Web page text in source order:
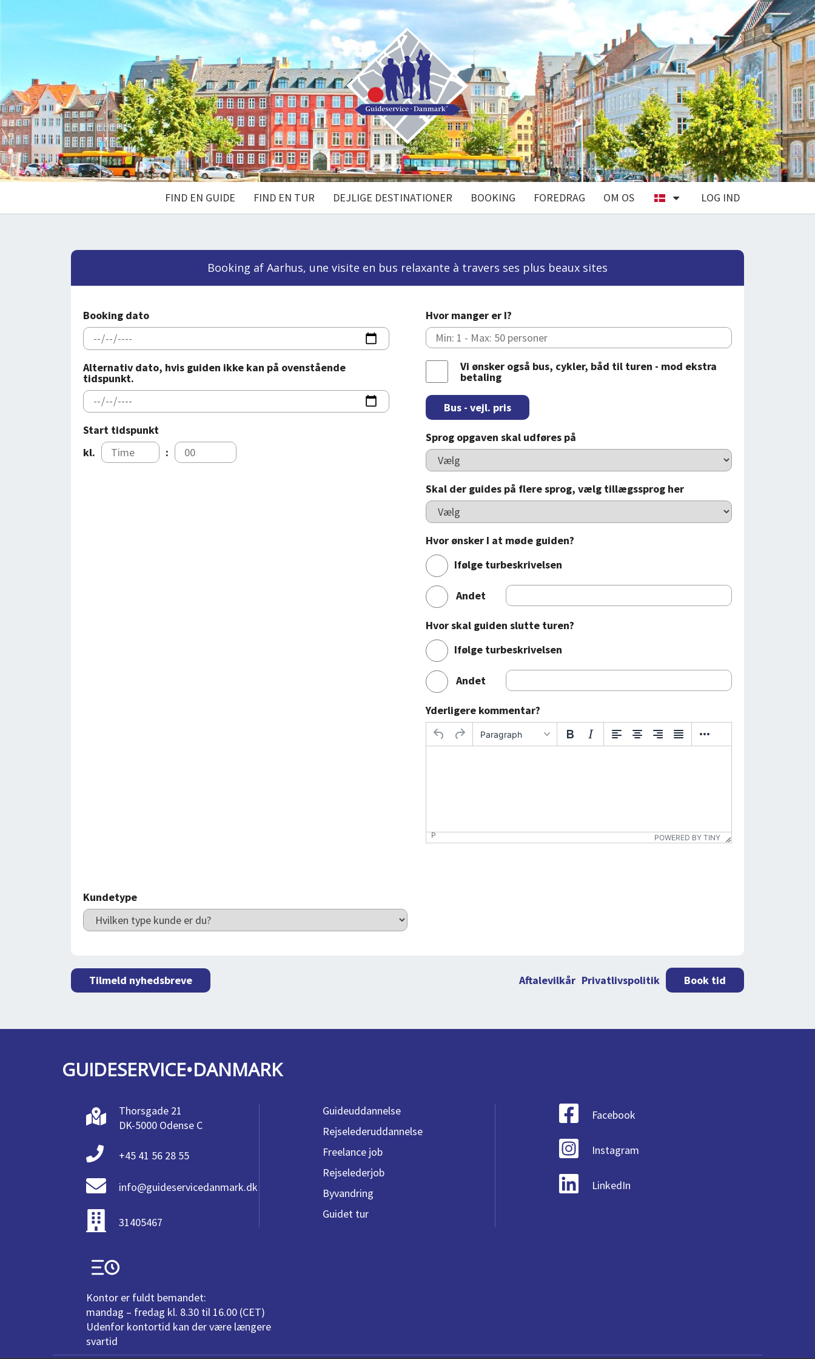
FIND EN GUIDE FIND EN TUR DEJLIGE DESTINATIONER BOOKING FOREDRAG OM OS LOG IND
Booking af Aarhus, une visite en bus relaxante à travers ses plus beaux sites
Booking dato
Alternativ dato, hvis guiden ikke kan på ovenstående
tidspunkt.
Start tidspunkt
kl.
:
Hvor manger er I?
Vi ønsker også bus, cykler, båd til turen - mod ekstra
betaling
Bus - vejl. pris
Sprog opgaven skal udføres på
Skal der guides på flere sprog, vælg tillægssprog her
Hvor ønsker I at møde guiden?
Ifølge turbeskrivelsen
Andet
Hvor skal guiden slutte turen?
Ifølge turbeskrivelsen
Andet
Yderligere kommentar?
Paragraph
P POWERED BY TINY
Kundetype
Tilmeld nyhedsbreve Aftalevilkår Privatlivspolitik Book tid
GUIDESERVICE•DANMARK
Thorsgade 21
DK-5000 Odense C
+45 41 56 28 55
info@guideservicedanmark.dk
31405467
Kontor er fuldt bemandet:
mandag – fredag kl. 8.30 til 16.00 (CET)
Udenfor kontortid kan der være længere
svartid
Guideuddannelse
Rejselederuddannelse
Freelance job
Rejselederjob
Byvandring
Guidet tur
Facebook
Instagram
LinkedIn